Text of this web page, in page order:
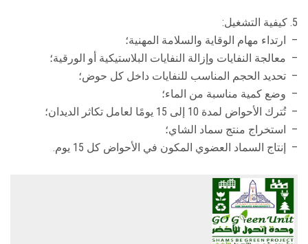
5. كيفية التشغيل:
– ارتداء مهام الوقاية والسلامة المهنية؛
– معالجة النفايات وإزالة النفايات البلاستيكية أو الورقية؛
– تحديد الحجم المناسب للنفايات داخل كل حوض؛
– وضع كمية مناسبة من الماء؛
– تُترك الأحواض لمدة 10 إلى 15 يومًا لعامل تكاثر الديدان؛
– استخراج منتج سماد الشاي؛
– إنتاج السماد العضوي المكون في الأحواض كل 15 يوم.